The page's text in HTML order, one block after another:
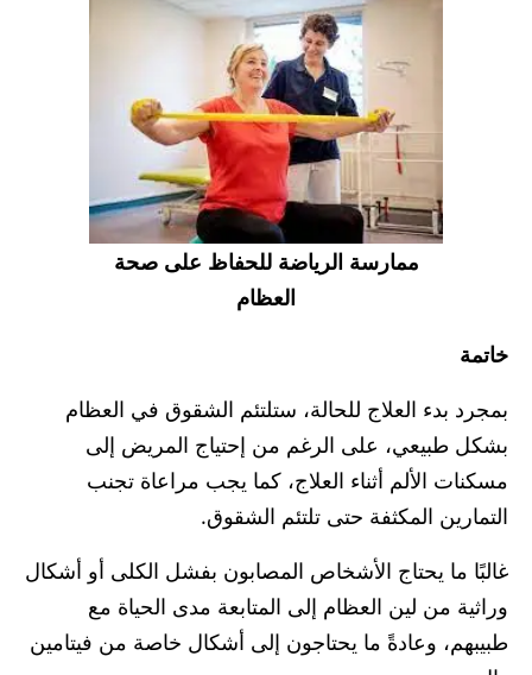
ممارسة الرياضة للحفاظ على صحة
العظام
خاتمة
بمجرد بدء العلاج للحالة، ستلتئم الشقوق في العظام
بشكل طبيعي، على الرغم من إحتياج المريض إلى
مسكنات الألم أثناء العلاج، كما يجب مراعاة تجنب
التمارين المكثفة حتى تلتئم الشقوق.
غالبًا ما يحتاج الأشخاص المصابون بفشل الكلى أو أشكال
وراثية من لين العظام إلى المتابعة مدى الحياة مع
طبيبهم، وعادةً ما يحتاجون إلى أشكال خاصة من فيتامين